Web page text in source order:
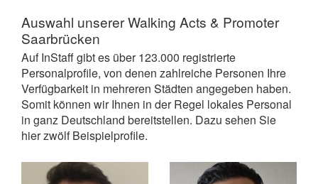
Auswahl unserer Walking Acts & Promoter
Saarbrücken
Auf InStaff gibt es über 123.000 registrierte
Personalprofile, von denen zahlreiche Personen Ihre
Verfügbarkeit in mehreren Städten angegeben haben.
Somit können wir Ihnen in der Regel lokales Personal
in ganz Deutschland bereitstellen. Dazu sehen Sie
hier zwölf Beispielprofile.